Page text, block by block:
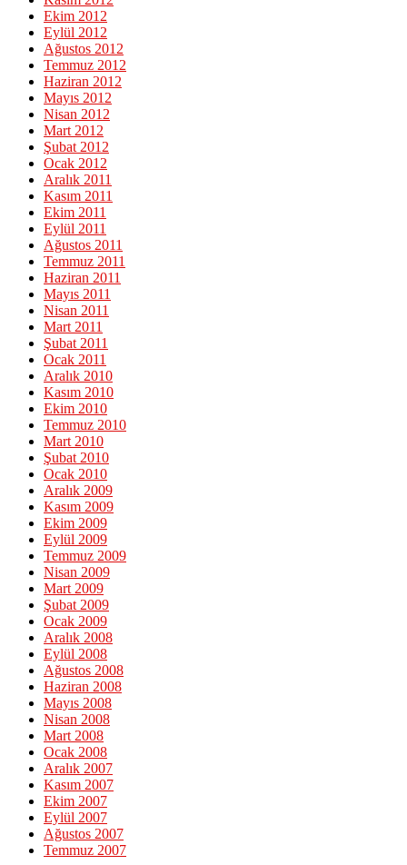
Ekim 2012
Eylül 2012
Ağustos 2012
Temmuz 2012
Haziran 2012
Mayıs 2012
Nisan 2012
Mart 2012
Şubat 2012
Ocak 2012
Aralık 2011
Kasım 2011
Ekim 2011
Eylül 2011
Ağustos 2011
Temmuz 2011
Haziran 2011
Mayıs 2011
Nisan 2011
Mart 2011
Şubat 2011
Ocak 2011
Aralık 2010
Kasım 2010
Ekim 2010
Temmuz 2010
Mart 2010
Şubat 2010
Ocak 2010
Aralık 2009
Kasım 2009
Ekim 2009
Eylül 2009
Temmuz 2009
Nisan 2009
Mart 2009
Şubat 2009
Ocak 2009
Aralık 2008
Eylül 2008
Ağustos 2008
Haziran 2008
Mayıs 2008
Nisan 2008
Mart 2008
Ocak 2008
Aralık 2007
Kasım 2007
Ekim 2007
Eylül 2007
Ağustos 2007
Temmuz 2007